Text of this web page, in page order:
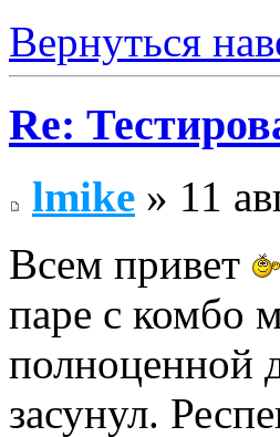
Вернуться
Re:
lmike » 11
Всем привет
паре с комбо
полноценной
засунул.